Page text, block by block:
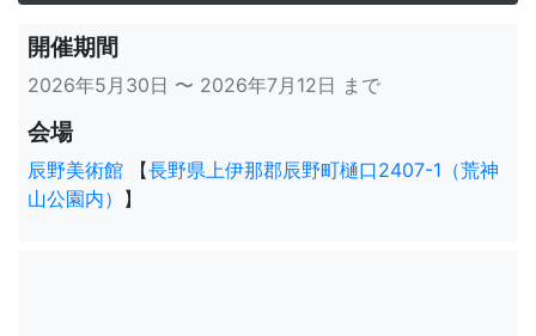
開催期間
2026年5月30日 〜 2026年7月12日 まで
会場
辰野美術館 【長野県上伊那郡辰野町樋口2407-1（荒神
山公園内） 】